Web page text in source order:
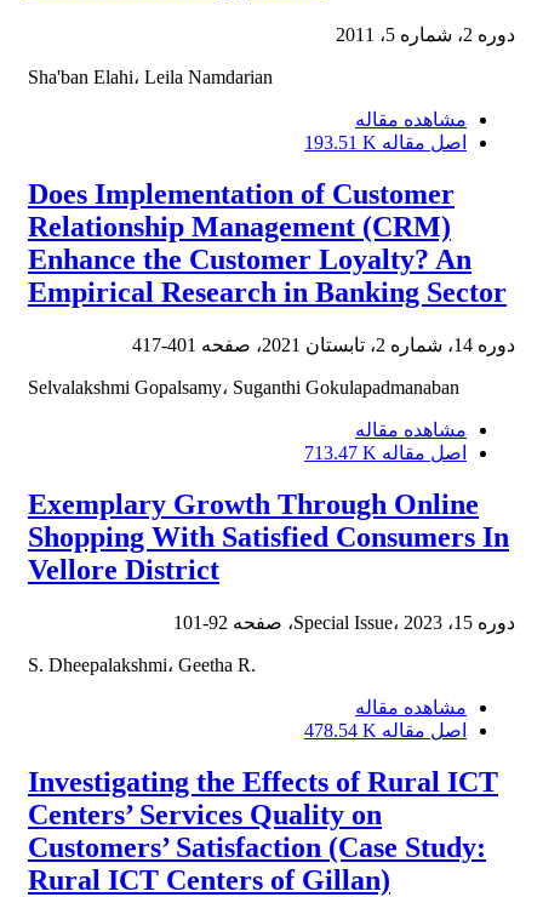
دوره 2، شماره 5، 2011
Sha'ban Elahi، Leila Namdarian
مشاهده مقاله
اصل مقاله 193.51 K
Does Implementation of Customer
Relationship Management (CRM)
Enhance the Customer Loyalty? An
Empirical Research in Banking Sector
دوره 14، شماره 2، تابستان 2021، صفحه 401-417
Selvalakshmi Gopalsamy، Suganthi Gokulapadmanaban
مشاهده مقاله
اصل مقاله 713.47 K
Exemplary Growth Through Online
Shopping With Satisfied Consumers In
Vellore District
دوره 15، Special Issue، 2023، صفحه 92-101
S. Dheepalakshmi، Geetha R.
مشاهده مقاله
اصل مقاله 478.54 K
Investigating the Effects of Rural ICT
Centers’ Services Quality on
Customers’ Satisfaction (Case Study:
Rural ICT Centers of Gillan)